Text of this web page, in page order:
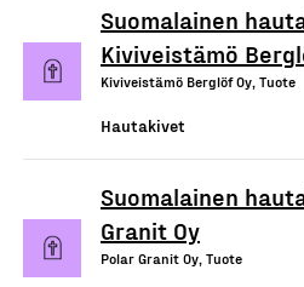
Suomalainen
Kiviveistämö
Kiviveistämö Berglöf Oy, Tuote
Hautakivet
Suomalainen
Granit Oy
Polar Granit Oy, Tuote